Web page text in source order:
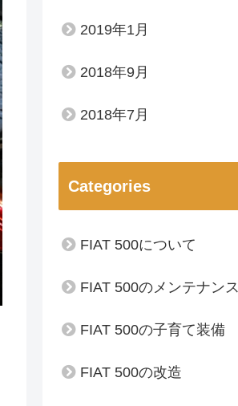
2019年1月
2018年9月
2018年7月
Categories
FIAT 500について
FIAT 500のメンテナンス
FIAT 500の子育て装備
FIAT 500の改造